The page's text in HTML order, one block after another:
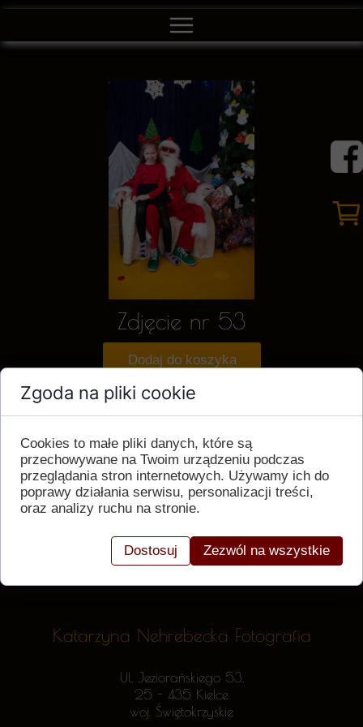
Ul. Jeziorańskiego 53,
25 - 435 Kielce
woj. Świętokrzyskie
Katarzyna Nehrebecka Fotografia
Zdjęcie nr 53
Dodaj do koszyka
Zgoda na pliki cookie
Cookies to małe pliki danych, które są
przechowywane na Twoim urządzeniu podczas
przeglądania stron internetowych. Używamy ich do
poprawy działania serwisu, personalizacji treści,
oraz analizy ruchu na stronie.
Dostosuj Zezwól na wszystkie